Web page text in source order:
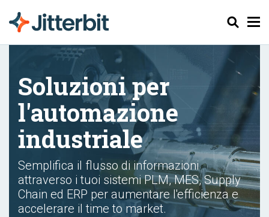
Cerca
Soluzioni per
l'automazione
industriale
Semplifica il flusso di informazioni
attraverso i tuoi sistemi PLM, MES, Supply
Chain ed ERP per aumentare l'efficienza e
accelerare il time to market.